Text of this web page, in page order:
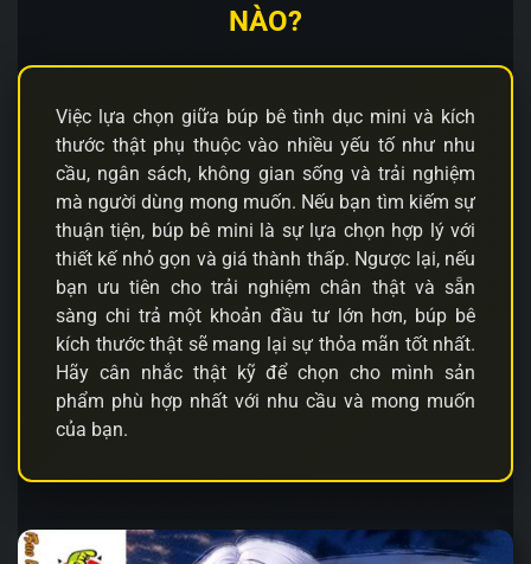
NÀO?
Việc lựa chọn giữa búp bê tình dục mini và kích
thước thật phụ thuộc vào nhiều yếu tố như nhu
cầu, ngân sách, không gian sống và trải nghiệm
mà người dùng mong muốn. Nếu bạn tìm kiếm sự
thuận tiện, búp bê mini là sự lựa chọn hợp lý với
thiết kế nhỏ gọn và giá thành thấp. Ngược lại, nếu
bạn ưu tiên cho trải nghiệm chân thật và sẵn
sàng chi trả một khoản đầu tư lớn hơn, búp bê
kích thước thật sẽ mang lại sự thỏa mãn tốt nhất.
Hãy cân nhắc thật kỹ để chọn cho mình sản
phẩm phù hợp nhất với nhu cầu và mong muốn
của bạn.